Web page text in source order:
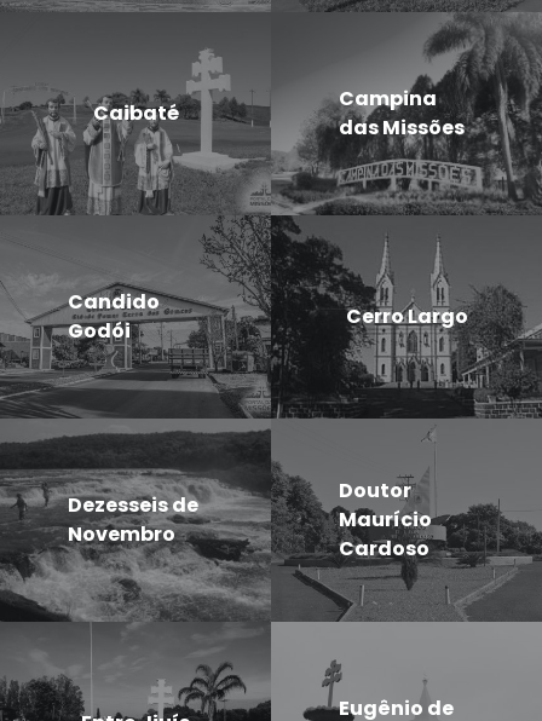
Caibaté
Campina
das Missões
Candido
Godói
Cerro Largo
Dezesseis de
Novembro
Doutor
Maurício
Cardoso
Eugênio de